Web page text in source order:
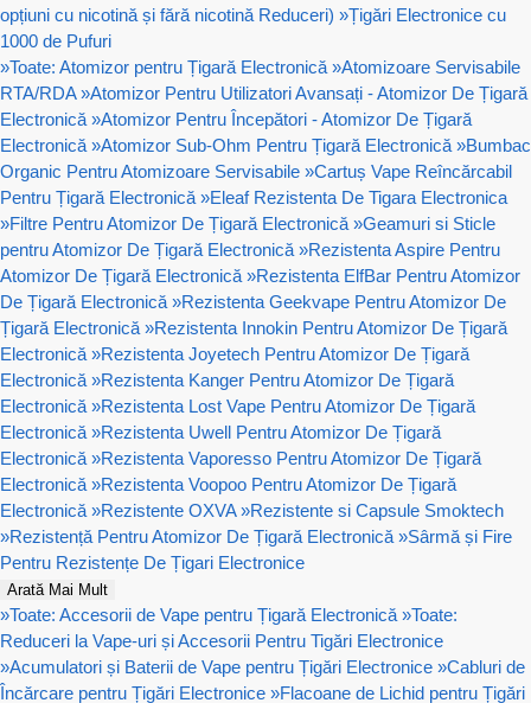
opțiuni cu nicotină și fără nicotină Reduceri) »Țigări Electronice cu
1000 de Pufuri
»Toate: Atomizor pentru Țigară Electronică »Atomizoare Servisabile
RTA/RDA »Atomizor Pentru Utilizatori Avansați - Atomizor De Țigară
Electronică »Atomizor Pentru Începători - Atomizor De Țigară
Electronică »Atomizor Sub-Ohm Pentru Țigară Electronică »Bumbac
Organic Pentru Atomizoare Servisabile »Cartuș Vape Reîncărcabil
Pentru Țigară Electronică »Eleaf Rezistenta De Tigara Electronica
»Filtre Pentru Atomizor De Țigară Electronică »Geamuri si Sticle
pentru Atomizor De Țigară Electronică »Rezistenta Aspire Pentru
Atomizor De Țigară Electronică »Rezistenta ElfBar Pentru Atomizor
De Țigară Electronică »Rezistenta Geekvape Pentru Atomizor De
Țigară Electronică »Rezistenta Innokin Pentru Atomizor De Țigară
Electronică »Rezistenta Joyetech Pentru Atomizor De Țigară
Electronică »Rezistenta Kanger Pentru Atomizor De Țigară
Electronică »Rezistenta Lost Vape Pentru Atomizor De Țigară
Electronică »Rezistenta Uwell Pentru Atomizor De Țigară
Electronică »Rezistenta Vaporesso Pentru Atomizor De Țigară
Electronică »Rezistenta Voopoo Pentru Atomizor De Țigară
Electronică »Rezistente OXVA »Rezistente si Capsule Smoktech
»Rezistență Pentru Atomizor De Țigară Electronică »Sârmă și Fire
Pentru Rezistențe De Țigari Electronice
Arată Mai Mult
»Toate: Accesorii de Vape pentru Țigară Electronică »Toate:
Reduceri la Vape-uri și Accesorii Pentru Tigări Electronice
»Acumulatori și Baterii de Vape pentru Țigări Electronice »Cabluri de
Încărcare pentru Țigări Electronice »Flacoane de Lichid pentru Țigări